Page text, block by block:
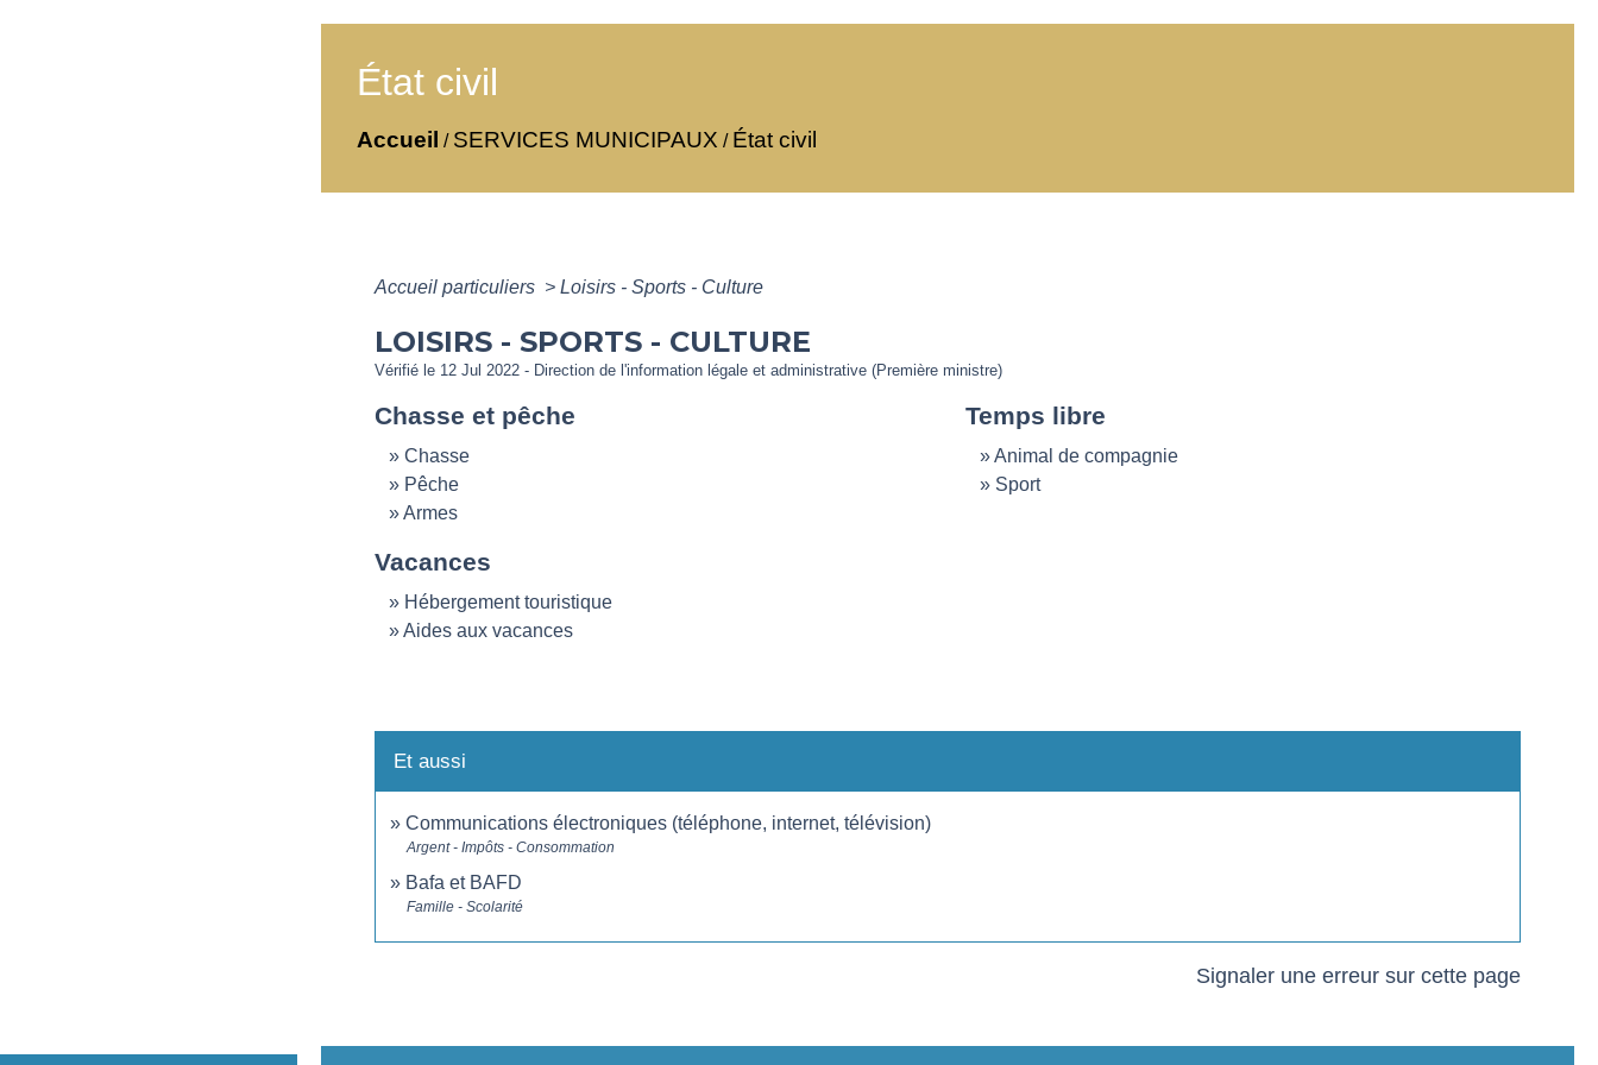
État civil
Accueil / SERVICES MUNICIPAUX / État civil
Accueil particuliers > Loisirs - Sports - Culture
LOISIRS - SPORTS - CULTURE
Vérifié le 12 Jul 2022 - Direction de l'information légale et administrative (Première ministre)
Chasse et pêche
Chasse
Pêche
Armes
Temps libre
Animal de compagnie
Sport
Vacances
Hébergement touristique
Aides aux vacances
Et aussi
Communications électroniques (téléphone, internet, télévision)
Argent - Impôts - Consommation
Bafa et BAFD
Famille - Scolarité
Signaler une erreur sur cette page